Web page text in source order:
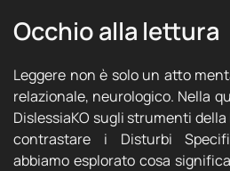
Occhio alla lettura
Leggere non è solo un atto
relazionale, neurologico. Nella
DislessiaKO sugli strumenti
contrastare i Disturbi
abbiamo esplorato cosa